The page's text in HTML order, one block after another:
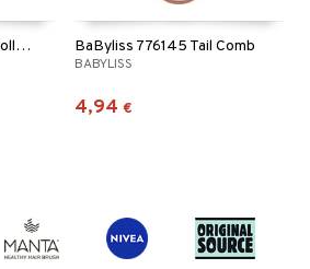
791980 Self Gripping Rollers BaByliss 776145 Tail Comb
BABYLISS
4,94 €